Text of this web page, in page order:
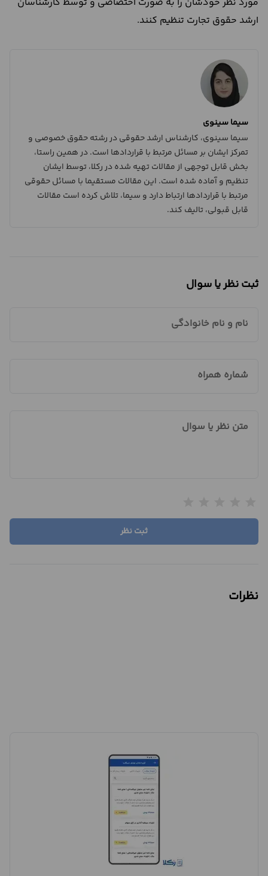
ارشد حقوق تجارت تنظیم کنند.
سیما سینوی
سیما سینوی، کارشناس ارشد حقوقی در رشته حقوق خصوصی و
تمرکز ایشان بر مسائل مرتبط با قراردادها است. در همین راستا،
بخش قابل توجهی از مقالات تهیه شده در رکلا، توسط ایشان
تنظیم و آماده شده است. این مقالات مستقیما با مسائل حقوقی
مرتبط با قراردادها ارتباط دارد و سیما، تلاش کرده است مقالات
قابل قبولی، تالیف کند.
ثبت نظر یا سوال
نام و نام خانوادگی
شماره همراه
متن نظر یا سوال
ثبت نظر
نظرات